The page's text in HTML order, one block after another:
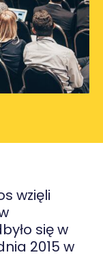
wzięli
się w
2015 w